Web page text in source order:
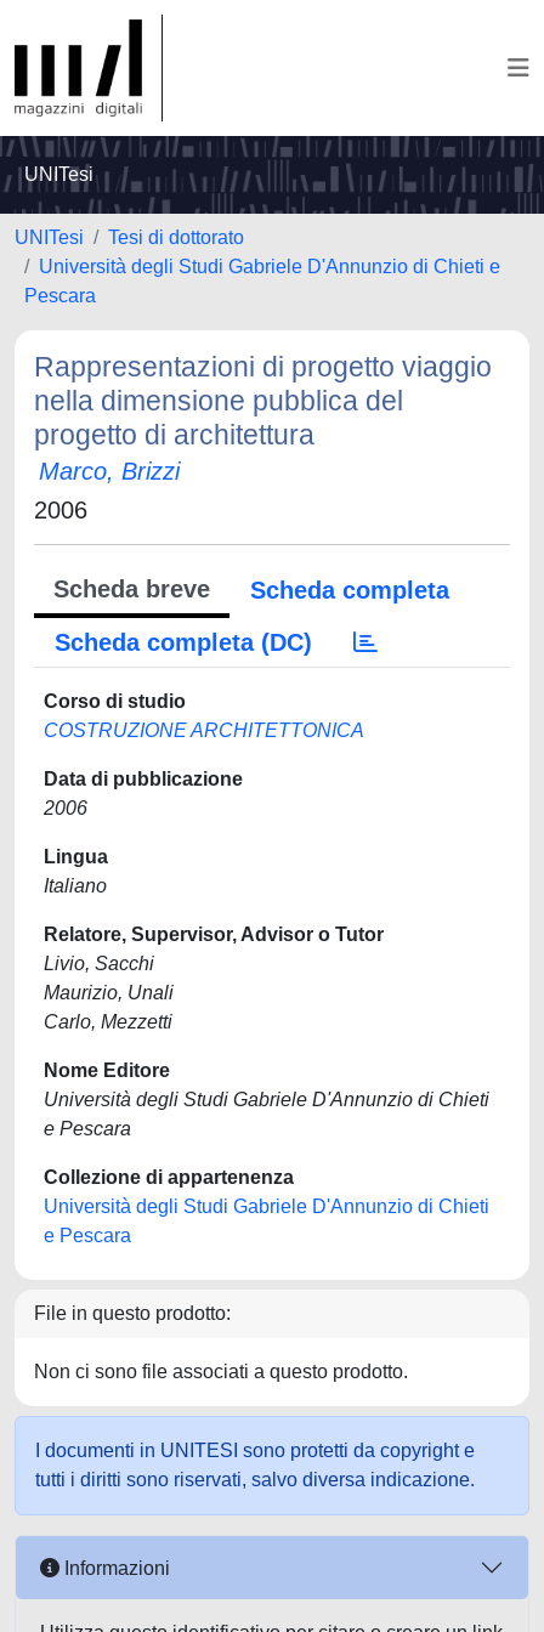
UNITesi
UNITesi
Tesi di dottorato
Università degli Studi Gabriele D'Annunzio di Chieti e
Pescara
Rappresentazioni di progetto viaggio
nella dimensione pubblica del
progetto di architettura
Marco, Brizzi
2006
Scheda breve
Scheda completa
Scheda completa (DC)
Corso di studio
COSTRUZIONE ARCHITETTONICA
Data di pubblicazione
2006
Lingua
Italiano
Relatore, Supervisor, Advisor o Tutor
Livio, Sacchi
Maurizio, Unali
Carlo, Mezzetti
Nome Editore
Università degli Studi Gabriele D'Annunzio di Chieti
e Pescara
Collezione di appartenenza
Università degli Studi Gabriele D'Annunzio di Chieti
e Pescara
File in questo prodotto:
Non ci sono file associati a questo prodotto.
I documenti in UNITESI sono protetti da copyright e
tutti i diritti sono riservati, salvo diversa indicazione.
Informazioni